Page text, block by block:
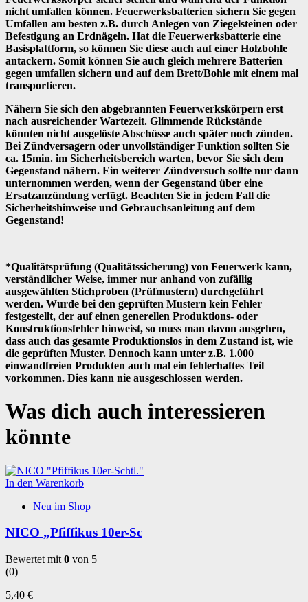
nicht umfallen können. Feuerwerksbatterien sichern Sie gegen
Umfallen am besten z.B. durch Anlegen von Ziegelsteinen oder
Befestigung an Erdnägeln. Hat die Feuerwerksbatterie eine
Basisplattform, so können Sie diese auch auf einer Holzbohle
antackern. Somit können Sie auch gleich mehrere Batterien
gegen umfallen sichern und auf dem Brett/Bohle mit einem mal
transportieren.
Nähern Sie sich den abgebrannten Feuerwerkskörpern erst
nach ausreichender Wartezeit. Glimmende Rückstände
könnten nicht ausgelöste Abschüsse auch später noch zünden.
Bei Zündversagern oder unvollständiger Funktion sollten Sie
ca. 15min. im Sicherheitsbereich warten, bevor Sie sich dem
Gegenstand nähern. Ein weiterer Zündversuch sollte nur dann
unternommen werden, wenn der Gegenstand über eine
Ersatzanzündung verfügt. Beachten Sie in jedem Fall die
Sicherheitshinweise und Gebrauchsanleitung auf dem
Gegenstand!
*Qualitätsprüfung (Qualitätssicherung) von Feuerwerk kann,
verständlicher Weise, immer nur anhand von zufällig
ausgewählten Stichproben (Prüfmustern) durchgeführt
werden. Wurde bei den geprüften Mustern kein Fehler
festgestellt, der auf einen generellen Produktions- oder
Konstruktionsfehler hinweist, so muss man davon ausgehen,
dass auch das gesamte Produktionslos in dem Zustand ist, wie
die geprüften Muster. Dennoch kann unter z.B. 1.000
einwandfreien Produkten auch mal ein fehlerhaftes Teil
vorkommen. Dies kann nie ausgeschlossen werden.
Was dich auch interessieren
könnte
In den Warenkorb
Neu im Shop
NICO „Pfiffikus 10er-Sc
Bewertet mit 0 von 5
(0)
5,40 €